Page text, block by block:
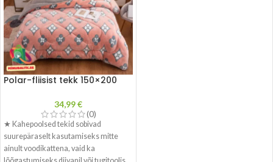
Polar-fliisist tekk 150×200
34,99€
(0)
★ Kahepoolsed tekid sobivad
suurepäraselt kasutamiseks mitte
ainult voodikattena, vaid ka